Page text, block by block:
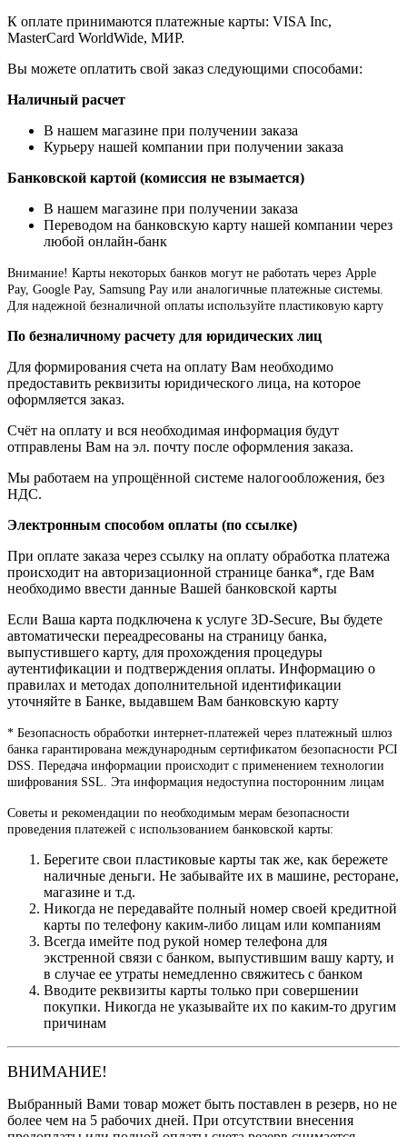
К оплате принимаются платежные карты: VISA Inc,
MasterCard WorldWide, МИР.
Вы можете оплатить свой заказ следующими способами:
Наличный расчет
В нашем магазине при получении заказа
Курьеру нашей компании при получении заказа
Банковской картой (комиссия не взымается)
В нашем магазине при получении заказа
Переводом на банковскую карту нашей компании через
любой онлайн-банк
Внимание! Карты некоторых банков могут не работать через Apple
Pay, Google Pay, Samsung Pay или аналогичные платежные системы.
Для надежной безналичной оплаты используйте пластиковую карту
По безналичному расчету для юридических лиц
Для формирования счета на оплату Вам необходимо
предоставить реквизиты юридического лица, на которое
оформляется заказ.
Счёт на оплату и вся необходимая информация будут
отправлены Вам на эл. почту после оформления заказа.
Мы работаем на упрощённой системе налогообложения, без
НДС.
Электронным способом оплаты (по ссылке)
При оплате заказа через ссылку на оплату обработка платежа
происходит на авторизационной странице банка*, где Вам
необходимо ввести данные Вашей банковской карты
Если Ваша карта подключена к услуге 3D-Secure, Вы будете
автоматически переадресованы на страницу банка,
выпустившего карту, для прохождения процедуры
аутентификации и подтверждения оплаты. Информацию о
правилах и методах дополнительной идентификации
уточняйте в Банке, выдавшем Вам банковскую карту
* Безопасность обработки интернет-платежей через платежный шлюз
банка гарантирована международным сертификатом безопасности PCI
DSS. Передача информации происходит с применением технологии
шифрования SSL. Эта информация недоступна посторонним лицам
Советы и рекомендации по необходимым мерам безопасности
проведения платежей с использованием банковской карты:
Берегите свои пластиковые карты так же, как бережете
наличные деньги. Не забывайте их в машине, ресторане,
магазине и т.д.
Никогда не передавайте полный номер своей кредитной
карты по телефону каким-либо лицам или компаниям
Всегда имейте под рукой номер телефона для
экстренной связи с банком, выпустившим вашу карту, и
в случае ее утраты немедленно свяжитесь с банком
Вводите реквизиты карты только при совершении
покупки. Никогда не указывайте их по каким-то другим
причинам
ВНИМАНИЕ!
Выбранный Вами товар может быть поставлен в резерв, но не
более чем на 5 рабочих дней. При отсутствии внесения